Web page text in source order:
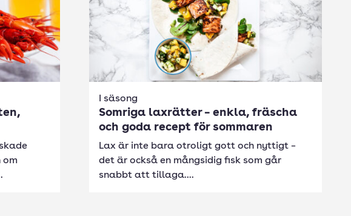
om
I säsong
Somriga laxrätter – enkla, fräscha
och goda recept för sommaren
Lax är inte bara otroligt gott och nyttigt –
det är också en mångsidig fisk som går
snabbt att tillaga....